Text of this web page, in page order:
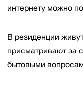
интернету можно
В резиденции
присматривают за
бытовыми